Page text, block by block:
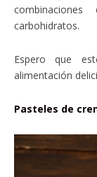
carbohidratos.
Espero que
alimentación
Pasteles de